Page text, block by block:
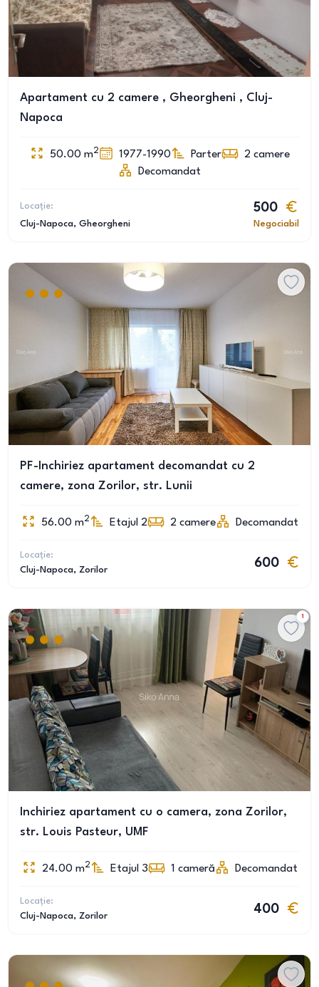
Apartament cu 2 camere , Gheorgheni , Cluj-
Napoca
50.00 m2 1977-1990 Parter 2 camere
Decomandat
Locație:
Cluj-Napoca, Gheorgheni
500
Negociabil
PF-Inchiriez apartament decomandat cu 2
camere, zona Zorilor, str. Lunii
56.00 m2 Etajul 2 2 camere Decomandat
Locație:
Cluj-Napoca, Zorilor
600
1
Inchiriez apartament cu o camera, zona Zorilor,
str. Louis Pasteur, UMF
24.00 m2 Etajul 3 1 cameră Decomandat
Locație:
Cluj-Napoca, Zorilor
400